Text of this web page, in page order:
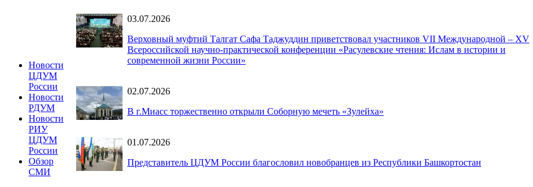
Новости
ЦДУМ
России
Новости
РДУМ
Новости
РИУ
ЦДУМ
России
Обзор
СМИ
03.07.2026
Верховный муфтий Талгат Сафа Таджуддин приветствовал участников VII Международной – XV
Всероссийской научно-практической конференции «Расулевские чтения: Ислам в истории и
современной жизни России»
02.07.2026
В г.Миасс торжественно открыли Соборную мечеть «Зулейха»
01.07.2026
Представитель ЦДУМ России благословил новобранцев из Республики Башкортостан